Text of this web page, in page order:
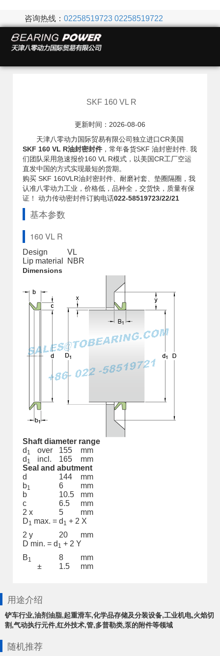
咨询热线： 02258519723 02258519722
SKF 160 VL R
更新时间：2026-08-06
天津八零动力国际贸易有限公司独立进口CR美国
SKF 160 VL R油封密封件 ，常年备货SKF 油封密封件. 我
们团队采用急速报价160 VL R模式，以美国CR工厂空运
直发中国的方式实现最短的货期。
购买 SKF 160VLR油封密封件、耐磨衬套、垫圈隔圈，我
认准八零动力工业，价格低，品种全，交货快，质量有保
证！ 动力传动密封件订购电话022-58519723/22/21
基本参数
160 VL R
Design
VL
Lip material
NBR
Dimensions
Shaft diameter range
d 1 over 155
mm
d 1 incl. 165
mm
Seal and abutment
d
144
mm
b1 6
mm
b
10.5
mm
c
6.5
mm
2 x
5
mm
D1 max. = d 1 + 2 X
2 y
20
mm
D min. = d 1 + 2 Y
B1 8
mm
±
1.5 mm
用途介绍
铲车行业,油剂油脂,起重滑车,化学品存储及分装设备,工业机电,火焰切
割,气动执行元件,红外技术,管,多普勒类,泵的附件等领域
随机推荐